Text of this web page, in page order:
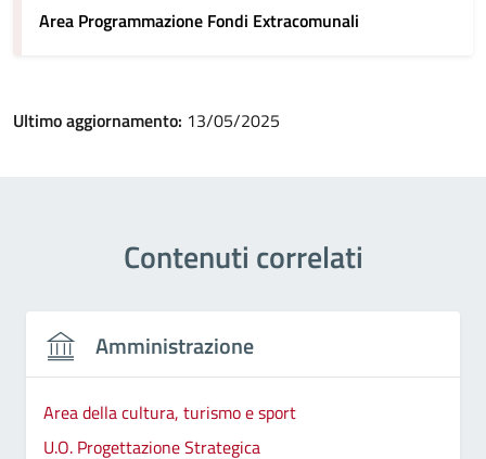
Area Programmazione Fondi Extracomunali
Ultimo aggiornamento: 13/05/2025
Contenuti correlati
Amministrazione
Area della cultura, turismo e sport
U.O. Progettazione Strategica